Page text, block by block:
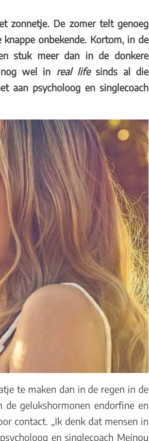
zonnetje. De zomer telt genoeg
onbekende. Kortom, in de
stuk meer dan in de donkere
wel in real lifesinds al die
aan psycholoog en singlecoach
te maken dan in de regen in de
gelukshormonen endorfine en
contact. „Ik denk dat mensen in
en singlecoach Meinou